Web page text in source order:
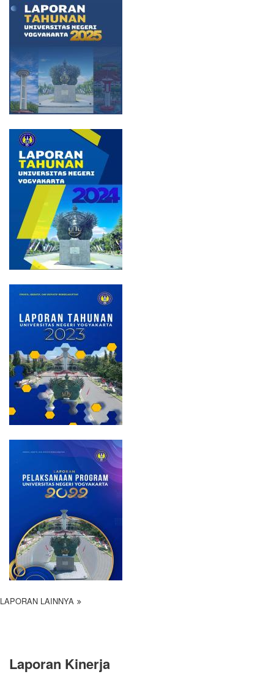
LAPORAN LAINNYA
Laporan Kinerja